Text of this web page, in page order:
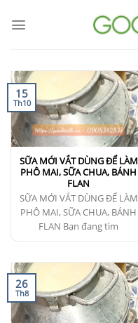
đến
SỮA MỚI VẮT DÙNG ĐỂ LÀM
PHÔ MAI, SỮA CHUA, BÁNH
FLAN
SỮA MỚI VẮT DÙNG ĐỂ LÀM
PHÔ MAI, SỮA CHUA, BÁNH
FLAN Bạn đang tìm
15
Th10
26
Th8